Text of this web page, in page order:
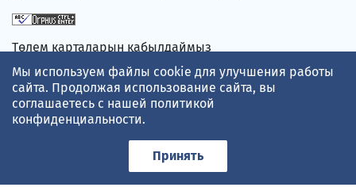
Төлем карталарын қабылдаймыз
Мы используем файлы cookie для улучшения работы
сайта. Продолжая использование сайта, вы
соглашаетесь с нашей политикой
конфиденциальности.
Принять